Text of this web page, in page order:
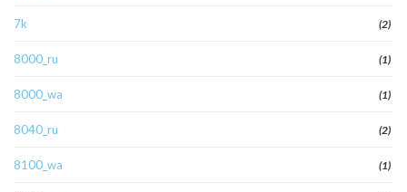
7k (2)
8000_ru (1)
8000_wa (1)
8040_ru (2)
8100_wa (1)